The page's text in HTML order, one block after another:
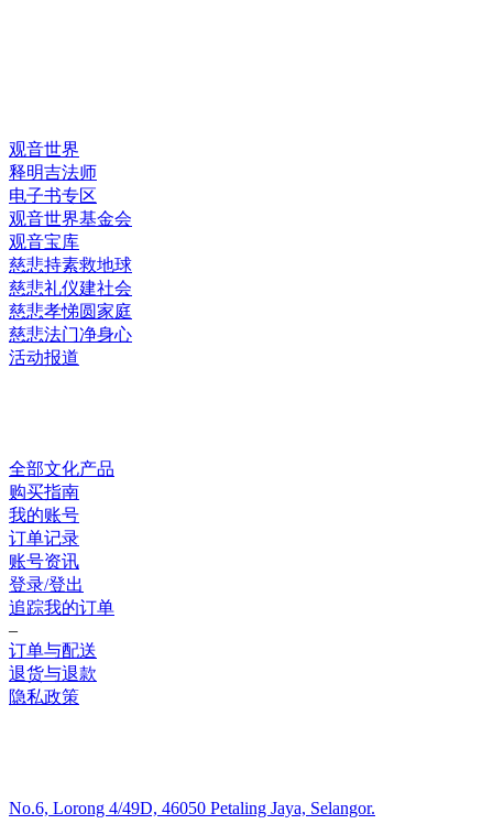
观音世界
释明吉法师
电子书专区
观音世界基金会
观音宝库
慈悲持素救地球
慈悲礼仪建社会
慈悲孝悌圆家庭
慈悲法门净身心
活动报道
全部文化产品
购买指南
我的账号
订单记录
账号资讯
登录/登出
追踪我的订单
–
订单与配送
退货与退款
隐私政策
No.6, Lorong 4/49D, 46050 Petaling Jaya, Selangor.